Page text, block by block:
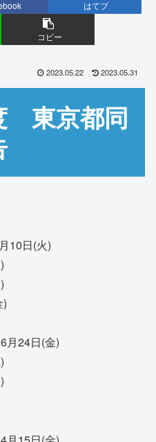
はてブ
コピー
2023.05.22 2023.05.31
東京都同
10日(火)
24日(金)